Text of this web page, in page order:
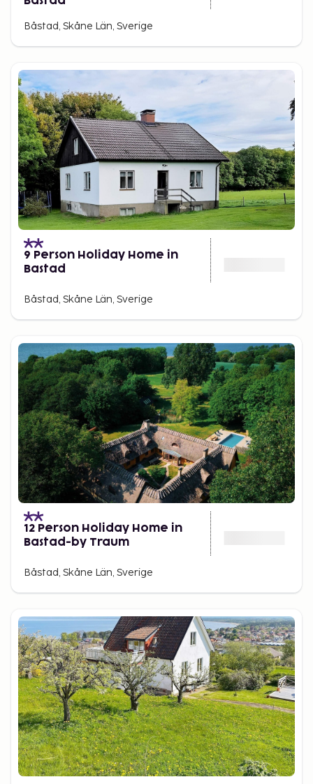
Båstad, Skåne Län, Sverige
9 Person Holiday Home in
Bastad
Båstad, Skåne Län, Sverige
12 Person Holiday Home in
Bastad-by Traum
Båstad, Skåne Län, Sverige